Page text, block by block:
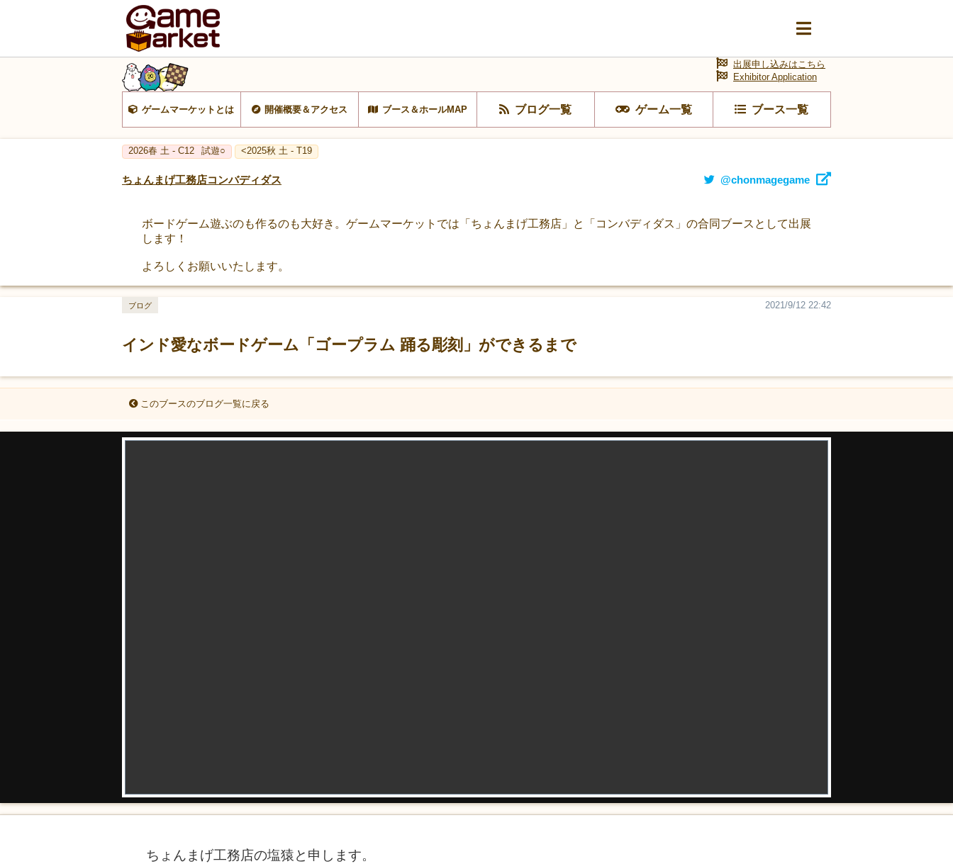
ゲームマーケットとは 開催概要＆アクセス ブース＆ホールMAP ブログ一覧 ゲーム一覧 ブース一覧
出展申し込みはこちら
Exhibitor Application
2026春 土 - C12 試遊○ <2025秋 土 - T19
ちょんまげ工務店コンバディダス @chonmagegame
ボードゲーム遊ぶのも作るのも大好き。ゲームマーケットでは「ちょんまげ工務店」と「コンバディダス」の合同ブースとして出展
します！
よろしくお願いいたします。
インド愛なボードゲーム「ゴープラム 踊る彫刻」ができるまで
2021/9/12 22:42
ブログ
このブースのブログ一覧に戻る
ちょんまげ工務店の塩猿と申します。